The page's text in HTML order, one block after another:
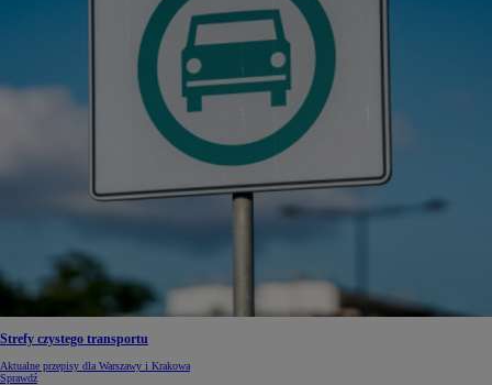
Strefy czystego transportu
Aktualne przepisy dla Warszawy i Krakowa
Sprawdź